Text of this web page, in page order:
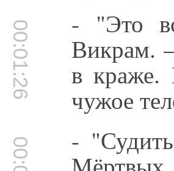
00:01:26 - "Это
Викрам.
в краже.
чужое
-